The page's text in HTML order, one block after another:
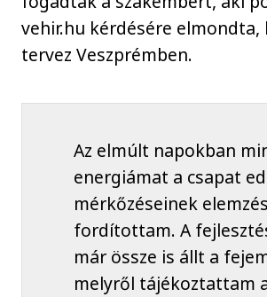
vehir.hu kérdésére elmondta,
tervez Veszprémben.
Az elmúlt napokban
energiámat a csapat
mérkőzéseinek
fordítottam. A
már össze is állt a
melyről tájékoztattam